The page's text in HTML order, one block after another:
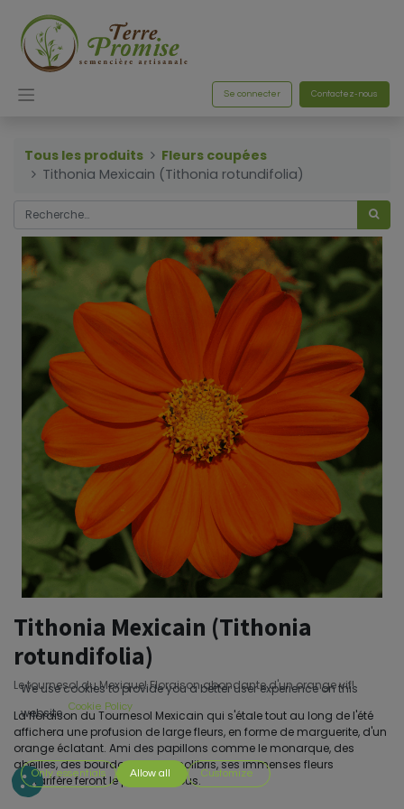
Se connecter Contactez-nous
Tous les produits
Fleurs coupées
Tithonia Mexicain (Tithonia rotundifolia)
Tithonia Mexicain (Tithonia
rotundifolia)
Le tournesol du Mexique! Floraison abondante d'un orange vif!
La floraison du Tournesol Mexicain qui s'étale tout au long de l'été
affichera une profusion de large fleurs, en forme de marguerite, d'un
orange éclatant. Ami des papillons comme le monarque, des
abeilles, des bourdons et des colibris, ses immenses fleurs
nectarifère feront le plaisir de tous.
We use cookies to provide you a better user experience on this
website. Cookie Policy
Only essentials Allow all Customize